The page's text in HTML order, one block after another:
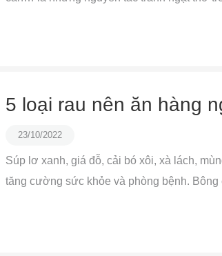
5 loại rau nên ăn hàng
23/10/2022
Súp lơ xanh, giá đỗ, cải bó xôi, xà lách,
tăng cường sức khỏe và phòng bệnh.